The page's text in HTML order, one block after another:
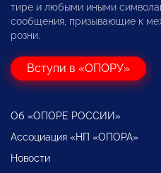
тире и любыми иными
сообщения, призывающие к
розни.
Вступи в «ОПОРУ»
Об «ОПОРЕ РОССИИ»
Ассоциация «НП «ОПОРА»
Новости